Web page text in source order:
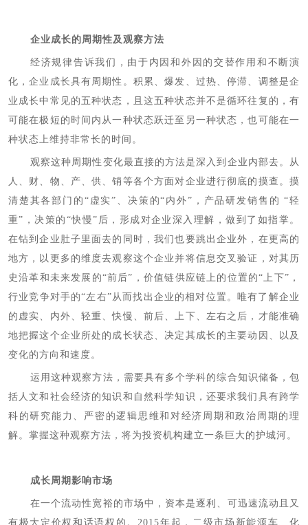
企业成长的周期性及观察方法
经济规律告诉我们，由于内因和外因的交替作用和不断演
化，企业成长具有周期性。积累、爆发、过热、停滞、调整是企
业成长中常见的五种状态，且这五种状态并不是循环往复的，有
可能在极短的时间内从一种状态跃迁至另一种状态，也可能在一
种状态上维持非常长的时间。
观察这种周期性变化最直接的方法是深入到企业内部去。从
人、财、物、产、供、销等各个方面对企业进行彻底的摸查。摸
清楚其各部门的“虚实”、决策的“内外”，产品研发销售的 “轻
重”，决策的“快慢”后，形成对企业深入理解，做到了如指掌。
在钻到企业肚子里面去的同时，我们也要跳出企业外，在更高的
地方，以更多的维度去观察这个企业并将信息交叉验证，对其历
史沿革和未来发展的“前后”，价值链供应链上的位置的“上下”，
行业竞争对手的“左右”从而找出企业的相对位置。唯有了解企业
的虚实、内外、轻重、快慢、前后、上下、左右之后，才能准确
地把握这个企业所处的成长状态、决定其成长的主要动因、以及
变化的方向和速度。
运用这种观察方法，需要具有多个学科的综合知识储备，包
括人文和社会经济的知识和自然科学知识，还要求我们具有跨学
科的研究能力、严密的逻辑思维和对经济周期和政治周期的理
解。掌握这种观察方法，将为投资机构建立一条巨大的护城河。
成长周期影响市场
在一个流动性宽裕的市场中，资本是逐利、可迅速流动且又
有极大定价权和话语权的。2015年起，二级市场新能源车、化